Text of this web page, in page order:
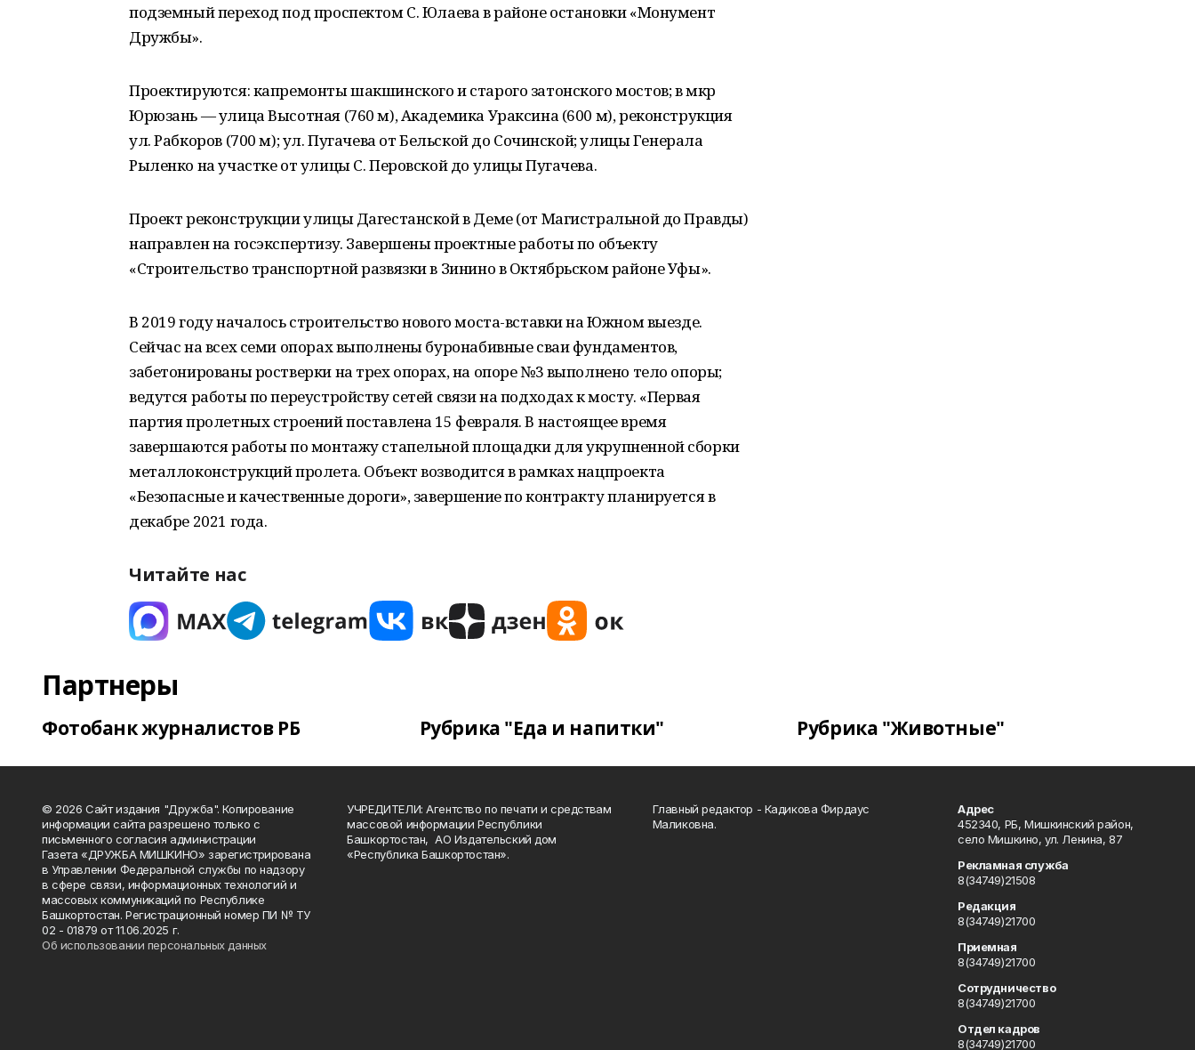
подземный переход под проспектом С. Юлаева в районе остановки «Монумент
Дружбы».
Проектируются: капремонты шакшинского и старого затонского мостов; в мкр
Юрюзань — улица Высотная (760 м), Академика Ураксина (600 м), реконструкция
ул. Рабкоров (700 м); ул. Пугачева от Бельской до Сочинской; улицы Генерала
Рыленко на участке от улицы С. Перовской до улицы Пугачева.
Проект реконструкции улицы Дагестанской в Деме (от Магистральной до Правды)
направлен на госэкспертизу. Завершены проектные работы по объекту
«Строительство транспортной развязки в Зинино в Октябрьском районе Уфы».
В 2019 году началось строительство нового моста-вставки на Южном выезде.
Сейчас на всех семи опорах выполнены буронабивные сваи фундаментов,
забетонированы ростверки на трех опорах, на опоре №3 выполнено тело опоры;
ведутся работы по переустройству сетей связи на подходах к мосту. «Первая
партия пролетных строений поставлена 15 февраля. В настоящее время
завершаются работы по монтажу стапельной площадки для укрупненной сборки
металлоконструкций пролета. Объект возводится в рамках нацпроекта
«Безопасные и качественные дороги», завершение по контракту планируется в
декабре 2021 года.
Читайте нас
Партнеры
Фотобанк журналистов РБ Рубрика "Еда и напитки" Рубрика "Животные"
© 2026 Сайт издания "Дружба". Копирование
информации сайта разрешено только с
письменного согласия администрации
Газета «ДРУЖБА МИШКИНО» зарегистрирована
в Управлении Федеральной службы по надзору
в сфере связи, информационных технологий и
массовых коммуникаций по Республике
Башкортостан. Регистрационный номер ПИ № ТУ
02 - 01879 от 11.06.2025 г.
Об использовании персональных данных
УЧРЕДИТЕЛИ: Агентство по печати и средствам
массовой информации Республики
Башкортостан, АО Издательский дом
«Республика Башкортостан».
Главный редактор - Кадикова Фирдаус
Маликовна.
Адрес
452340, РБ, Мишкинский район,
село Мишкино, ул. Ленина, 87
Рекламная служба
8(34749)21508
Редакция
8(34749)21700
Приемная
8(34749)21700
Сотрудничество
8(34749)21700
Отдел кадров
8(34749)21700